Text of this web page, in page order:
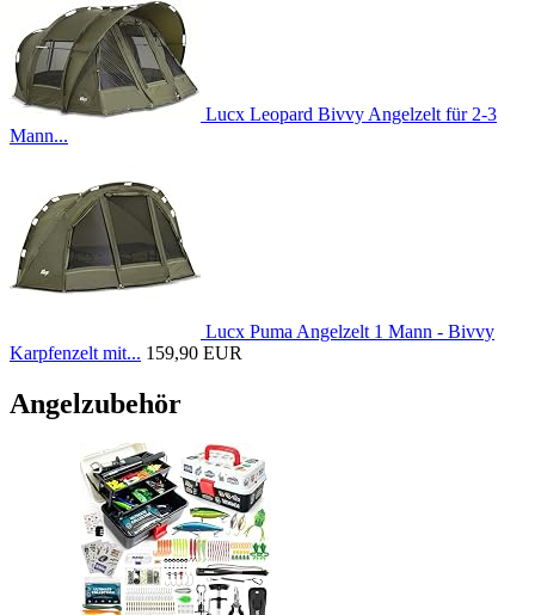
Lucx Leopard Bivvy Angelzelt für 2-3
Mann...
Lucx Puma Angelzelt 1 Mann - Bivvy
Karpfenzelt mit... 159,90 EUR
Angelzubehör